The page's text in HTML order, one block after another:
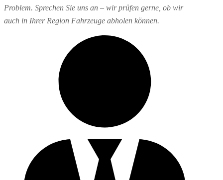
Problem. Sprechen Sie uns an – wir prüfen gerne, ob wir
auch in Ihrer Region Fahrzeuge abholen können.